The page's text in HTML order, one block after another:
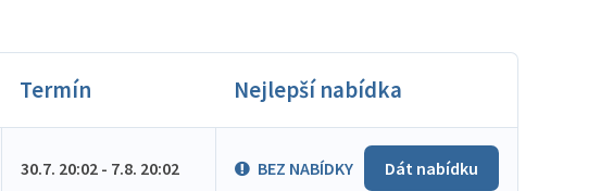
Termín Nejlepší nabídka
30.7. 20:02 - 7.8. 20:02 BEZ NABÍDKY Dát nabídku